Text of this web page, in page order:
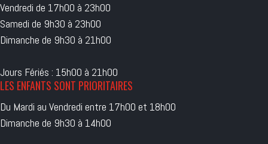
Vendredi de 17h00 à 23h00
Samedi de 9h30 à 23h00
Dimanche de 9h30 à 21h00
Jours Fériés : 15h00 à 21h00
LES ENFANTS SONT PRIORITAIRES
Du Mardi au Vendredi entre 17h00 et 18h00
Dimanche de 9h30 à 14h00